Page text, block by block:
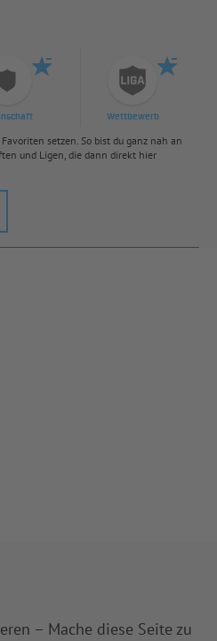
Wettbewerb
setzen. So bist du ganz nah an
und Ligen, die dann direkt hier
– Mache diese Seite zu